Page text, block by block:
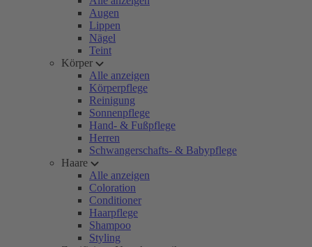
Augen
Lippen
Nägel
Teint
Körper
Alle anzeigen
Körperpflege
Reinigung
Sonnenpflege
Hand- & Fußpflege
Herren
Schwangerschafts- & Babypflege
Haare
Alle anzeigen
Coloration
Conditioner
Haarpflege
Shampoo
Styling